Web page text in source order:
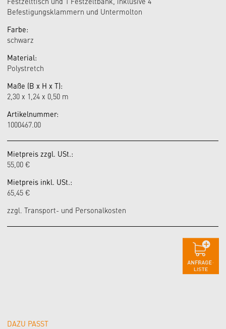
Befestigungsklammern und Untermolton
Farbe:
schwarz
Material:
Polystretch
Maße (B x H x T):
2,30 x 1,24 x 0,50 m
Artikelnummer:
1000467.00
Mietpreis zzgl. USt.:
55,00 €
Mietpreis inkl. USt.:
65,45 €
zzgl. Transport- und Personalkosten
DAZU PASST